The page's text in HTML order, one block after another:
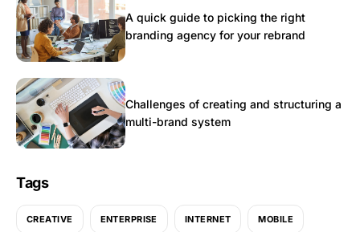
A quick guide to picking the right
branding agency for your rebrand
Challenges of creating and structuring a
multi-brand system
Tags
CREATIVE ENTERPRISE INTERNET MOBILE